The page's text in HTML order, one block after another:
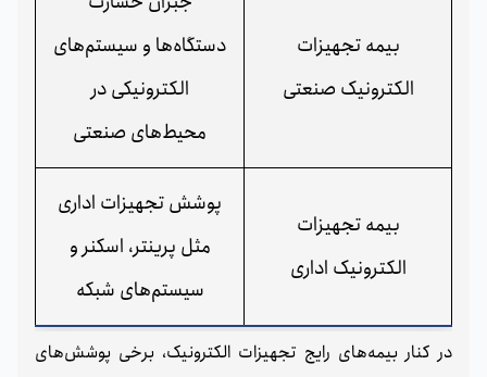
بیمه تجهیزات
الکترونیک صنعتی
دستگاه‌ها و سیستم‌های
الکترونیکی در
محیط‌های صنعتی
بیمه تجهیزات
الکترونیک اداری
پوشش تجهیزات اداری
مثل پرینتر، اسکنر و
سیستم‌های شبکه
در کنار بیمه‌های رایج تجهیزات الکترونیک، برخی پوشش‌های